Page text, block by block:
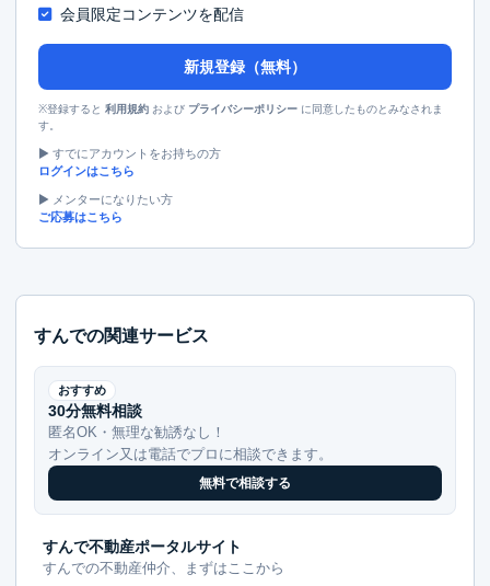
すんでの関連サービス
おすすめ
30分無料相談
匿名OK・無理な勧誘なし！
オンライン又は電話でプロに相談できます。
無料で相談する
すんで不動産ポータルサイト
すんでの不動産仲介、まずはここから
会員限定コンテンツを配信
新規登録（無料）
※登録すると 利用規約 および プライバシーポリシー に同意したものとみなされま
す。
▶︎ すでにアカウントをお持ちの方
ログインはこちら
▶︎ メンターになりたい方
ご応募はこちら